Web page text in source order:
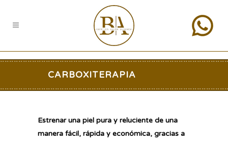
CARBOXITERAPIA
Estrenar una piel pura y reluciente de una
manera fácil, rápida y económica, gracias a